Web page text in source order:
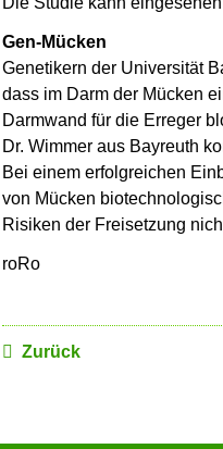
Gen-Mücken
Genetikern der Universität
dass im Darm der Mücken
Darmwand für die Erreger
Dr. Wimmer aus Bayreuth
Bei einem erfolgreichen
von Mücken
Risiken der Freisetzung
roRo
Zurück